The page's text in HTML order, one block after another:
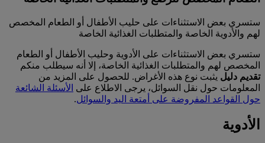
ستسري بعض الاستثناءات على حليب الأطفال أو الطعام المخصص
لهم والأدوية الخاصة والمتطلبات الغذائية الخاصة
ستسري بعض الاستثناءات على الأدوية وحليب الأطفال أو الطعام
المخصص لهم والمتطلبات الغذائية الخاصة، إلا أنه سيطلب منكم
تقديم دليل يثبت نوع هذه الأغراض. للحصول على المزيد من
المعلومات حول نقل السوائل، يرجى الاطلاع على الأسئلة الشائعة
حول القواعد المفروضة على أمتعة اليد والسوائل.
الأدوية